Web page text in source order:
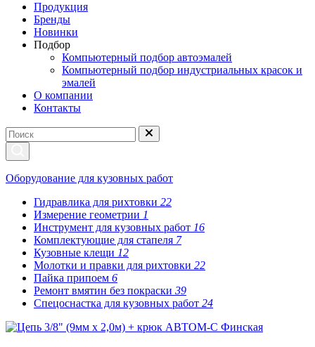
Продукция
Бренды
Новинки
Подбор
Компьютерный подбор автоэмалей
Компьютерный подбор индустриальных красок и
эмалей
О компании
Контакты
Оборудование для кузовных работ
Гидравлика для рихтовки 22
Измерение геометрии 1
Инструмент для кузовных работ 16
Комплектующие для стапеля 7
Кузовные клещи 12
Молотки и правки для рихтовки 22
Пайка припоем 6
Ремонт вмятин без покраски 39
Спецоснастка для кузовных работ 24